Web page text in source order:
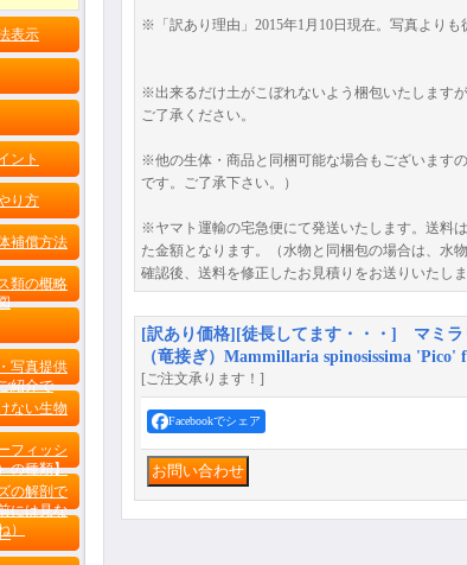
表示
ント
り方
補償方法
類の概略
写真提供
紹介で
ない生物
フィッシ
の種類】
の解剖で
には見な
）
※「訳あり理由」2015年1月10日現在。写真よりも
※出来るだけ土がこぼれないよう梱包いたします
ご了承ください。
※他の生体・商品と同梱可能な場合もございます
です。ご了承下さい。）
※ヤマト運輸の宅急便にて発送いたします。送料
た金額となります。（水物と同梱包の場合は、水
確認後、送料を修正したお見積りをお送りいたしま
[訳あり価格][徒長してます・・・] マミ
（竜接ぎ）Mammillaria spinosissima 'Pico'
[ご注文承ります！]
Facebookでシェア